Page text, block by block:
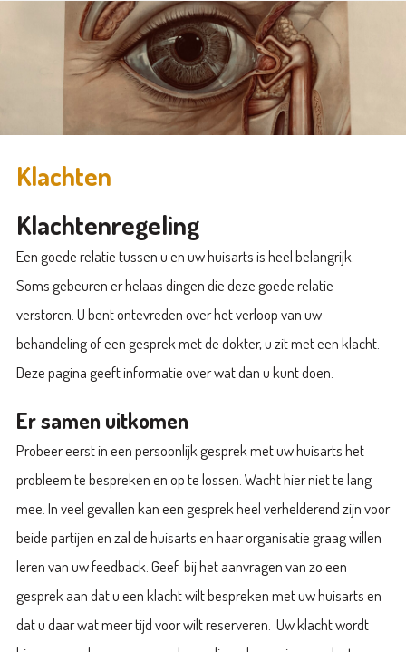
Klachten
Klachtenregeling
Een goede relatie tussen u en uw huisarts is heel belangrijk.
Soms gebeuren er helaas dingen die deze goede relatie
verstoren. U bent ontevreden over het verloop van uw
behandeling of een gesprek met de dokter, u zit met een klacht.
Deze pagina geeft informatie over wat dan u kunt doen.
Er samen uitkomen
Probeer eerst in een persoonlijk gesprek met uw huisarts het
probleem te bespreken en op te lossen. Wacht hier niet te lang
mee. In veel gevallen kan een gesprek heel verhelderend zijn voor
beide partijen en zal de huisarts en haar organisatie graag willen
leren van uw feedback. Geef bij het aanvragen van zo een
gesprek aan dat u een klacht wilt bespreken met uw huisarts en
dat u daar wat meer tijd voor wilt reserveren. Uw klacht wordt